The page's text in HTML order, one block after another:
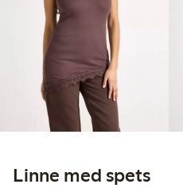
Linne med spets